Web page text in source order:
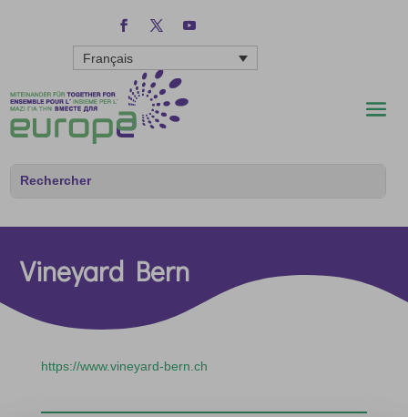
Français
Vineyard Bern
https://www.vineyard-bern.ch